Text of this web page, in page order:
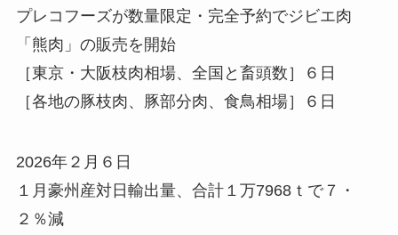
プレコフーズが数量限定・完全予約でジビエ肉
「熊肉」の販売を開始
［東京・大阪枝肉相場、全国と畜頭数］６日
［各地の豚枝肉、豚部分肉、食鳥相場］６日
2026年２月６日
１月豪州産対日輸出量、合計１万7968ｔで７・
２％減